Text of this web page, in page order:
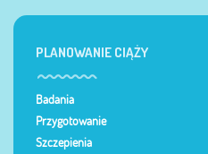
PLANOWANIE CIĄŻY
Badania
Przygotowanie
Szczepienia